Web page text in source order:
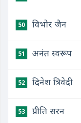
50 विभोर जैन
51 अनंत स्वरूप
52 दिनेश त्रिवेदी
53 प्रीति सरन